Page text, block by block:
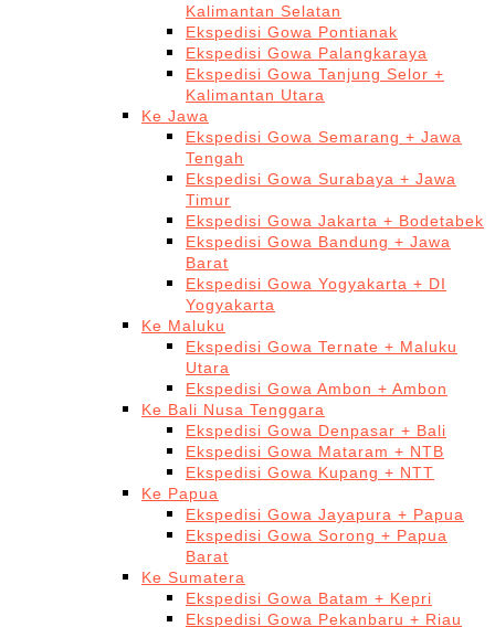
Kalimantan Selatan
Ekspedisi Gowa Pontianak
Ekspedisi Gowa Palangkaraya
Ekspedisi Gowa Tanjung Selor +
Kalimantan Utara
Ke Jawa
Ekspedisi Gowa Semarang + Jawa
Tengah
Ekspedisi Gowa Surabaya + Jawa
Timur
Ekspedisi Gowa Jakarta + Bodetabek
Ekspedisi Gowa Bandung + Jawa
Barat
Ekspedisi Gowa Yogyakarta + DI
Yogyakarta
Ke Maluku
Ekspedisi Gowa Ternate + Maluku
Utara
Ekspedisi Gowa Ambon + Ambon
Ke Bali Nusa Tenggara
Ekspedisi Gowa Denpasar + Bali
Ekspedisi Gowa Mataram + NTB
Ekspedisi Gowa Kupang + NTT
Ke Papua
Ekspedisi Gowa Jayapura + Papua
Ekspedisi Gowa Sorong + Papua
Barat
Ke Sumatera
Ekspedisi Gowa Batam + Kepri
Ekspedisi Gowa Pekanbaru + Riau